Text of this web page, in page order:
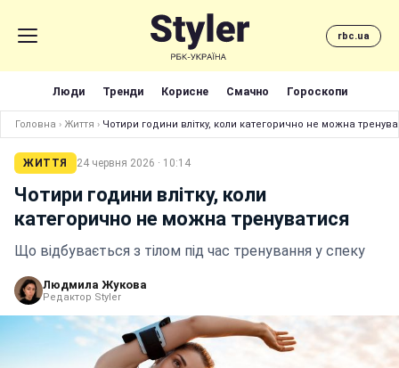
rbc.ua
Люди Тренди Корисне Смачно Гороскопи
Головна › Життя › Чотири години влітку, коли категорично не можна
ЖИТТЯ 24 червня 2026 · 10:14
Чотири години влітку, коли
категорично не можна тренуватися
Що відбувається з тілом під час тренування у спеку
Людмила Жукова
Редактор Styler